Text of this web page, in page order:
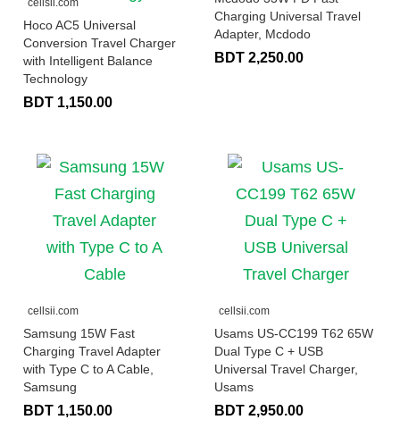
cellsii.com
Hoco AC5 Universal
Conversion Travel Charger
with Intelligent Balance
Technology
BDT 1,150.00
Charging Universal Travel
Adapter, Mcdodo
BDT 2,250.00
cellsii.com
Samsung 15W Fast
Charging Travel Adapter
with Type C to A Cable,
Samsung
BDT 1,150.00
cellsii.com
Usams US-CC199 T62 65W
Dual Type C + USB
Universal Travel Charger,
Usams
BDT 2,950.00